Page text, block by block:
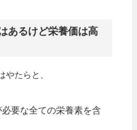
あるけど栄養価は高
やたらと、
要な全ての栄養素を含